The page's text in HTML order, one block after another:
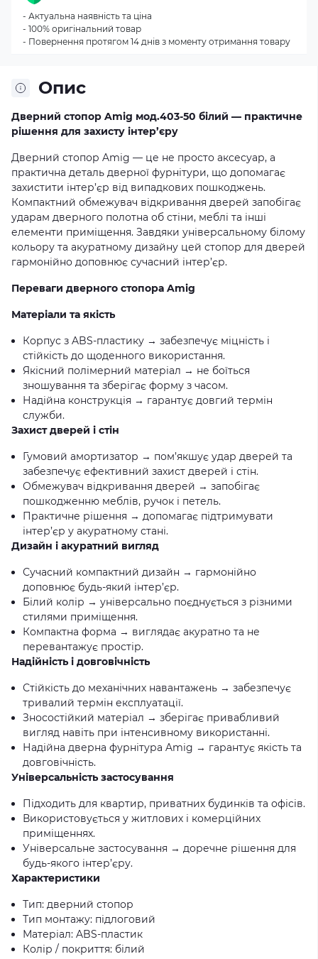
Опис
Дверний стопор Amig мод.403-50 білий — практичне
рішення для захисту інтер’єру
Дверний стопор Amig — це не просто аксесуар, а
практична деталь дверної фурнітури, що допомагає
захистити інтер’єр від випадкових пошкоджень.
Компактний обмежувач відкривання дверей запобігає
ударам дверного полотна об стіни, меблі та інші
елементи приміщення. Завдяки універсальному білому
кольору та акуратному дизайну цей стопор для дверей
гармонійно доповнює сучасний інтер’єр.
Переваги дверного стопора Amig
Матеріали та якість
Корпус з ABS-пластику → забезпечує міцність і
стійкість до щоденного використання.
Якісний полімерний матеріал → не боїться
зношування та зберігає форму з часом.
Надійна конструкція → гарантує довгий термін
служби.
Захист дверей і стін
Гумовий амортизатор → пом’якшує удар дверей та
забезпечує ефективний захист дверей і стін.
Обмежувач відкривання дверей → запобігає
пошкодженню меблів, ручок і петель.
Практичне рішення → допомагає підтримувати
інтер’єр у акуратному стані.
Дизайн і акуратний вигляд
Сучасний компактний дизайн → гармонійно
доповнює будь-який інтер’єр.
Білий колір → універсально поєднується з різними
стилями приміщення.
Компактна форма → виглядає акуратно та не
перевантажує простір.
Надійність і довговічність
Стійкість до механічних навантажень → забезпечує
тривалий термін експлуатації.
Зносостійкий матеріал → зберігає привабливий
вигляд навіть при інтенсивному використанні.
Надійна дверна фурнітура Amig → гарантує якість та
довговічність.
Універсальність застосування
Підходить для квартир, приватних будинків та офісів.
Використовується у житлових і комерційних
приміщеннях.
Універсальне застосування → доречне рішення для
будь-якого інтер’єру.
Характеристики
Тип: дверний стопор
Тип монтажу: підлоговий
Матеріал: ABS-пластик
Колір / покриття: білий
- Актуальна наявність та ціна
- 100% оригінальний товар
- Повернення протягом 14 днів з моменту отримання товару